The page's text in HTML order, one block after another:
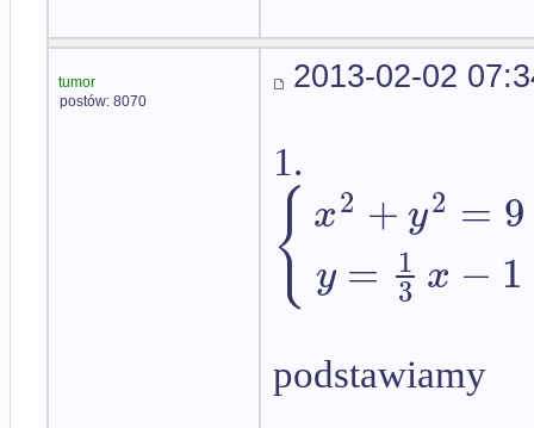
tumor
postów: 8070
2013-02-02
1.
{ x2 + y2 = 9
y = 1
3 x − 1
podstawiamy